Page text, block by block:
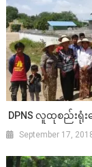
DPNS လူထုစည်းရုံ
September 17,